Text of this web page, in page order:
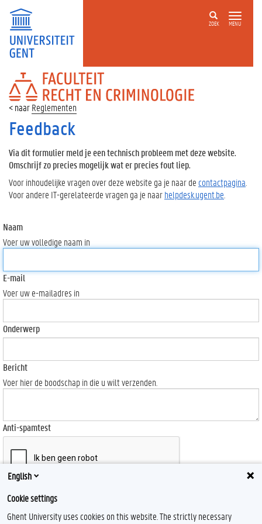
ZOEK MENU
FACULTEIT
RECHT
EN
CRIMINOLOGIE
Reglementen
Feedback
Via dit formulier meld je een technisch probleem met deze website.
Omschrijf zo precies mogelijk wat er precies fout liep.
Voor inhoudelijke vragen over deze website ga je naar de contactpagina
Voor andere IT-gerelateerde vragen ga je naarhelpdesk.ugent.be
Naam
Voer uw volledige naam in
E-mail
Voer uw e-mailadres in
Onderwerp
Bericht
Voer hier de boodschap in die u wilt verzenden.
Anti-spamtest
Send
English
Cookie settings
Ghent University uses cookies on this website. The strictly necessary